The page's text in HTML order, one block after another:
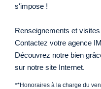
s'impose !
Renseignements et visites
Contactez votre agence
Découvrez notre bien
sur notre site Internet.
**Honoraires à la charge du